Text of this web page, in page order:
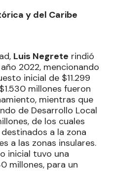
y del Caribe
Luis Negrete rindió
2022, mencionando
inicial de $11.299
millones fueron
mientras que
de Desarrollo Local
de los cuales
a la zona
a las zonas insulares.
inicial tuvo una
millones, para un